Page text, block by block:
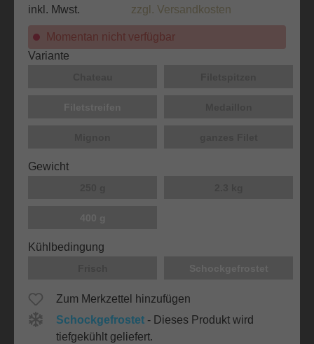
inkl. Mwst.
zzgl. Versandkosten
Momentan nicht verfügbar
Variante
Gewichtauswählen
Kühlbedingung
Zum Merkzettel hinzufügen
Schockgefrostet - Dieses Produkt wird
tiefgekühlt geliefert.